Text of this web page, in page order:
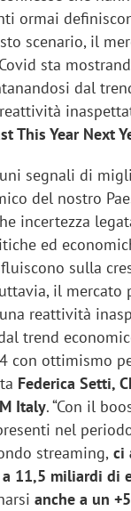
ormai
scenario, il
sta
dal
This Year Next
segnali di
del nostro
incertezza
ed
sulla
il mercato
reattività
trend
con ottimismo
Federica Setti,
Italy. “Con il
nel
streaming, ci
11,5 miliardi di
anche a un